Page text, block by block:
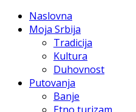
Naslovna
Moja Srbija
Tradicija
Kultura
Duhovnost
Putovanja
Banje